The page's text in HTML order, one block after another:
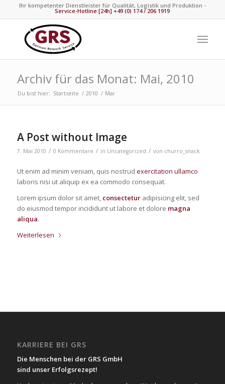
Ihr kompetenter Dienstleister für Qualität, Logistik und Produktion -
Service-Hotline [24h] +49 (0) 174 / 206 1919
Archiv für das Monat: Mai, 2010
Du bist hier: Startseite / 2010 / Mai
A Post without Image
7. Mai 2010 / 0 Kommentare / in Uncategorized / von churro_snack
Ut enim ad minim veniam, quis nostrud exercitation ullamco
laboris nisi ut aliquip ex ea commodo consequat.
Lorem ipsum dolor sit amet, consecteturadipisicing elit, sed
do eiusmod tempor incididunt ut labore et dolore magna
aliqua.
Weiterlesen
KARRIERE BEI GRS
Die Menschen bei der GRS GmbH
sind unser Erfolgsrezept!